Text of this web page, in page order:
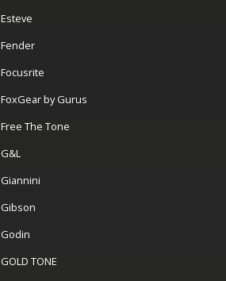
Esteve
Fender
Focusrite
FoxGear by Gurus
Free The Tone
G&L
Giannini
Gibson
Godin
GOLD TONE